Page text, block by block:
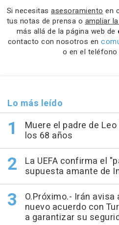
Si necesitas asesoramiento en
tus notas de prensa o ampliar
más allá de la página web de
contacto con nosotros en
o en el teléfono
Lo más leído
Muere el padre de
los 68 años
La UEFA confirma el
supuesta amante de
O.Próximo.- Irán
nuevo acuerdo con
a garantizar su